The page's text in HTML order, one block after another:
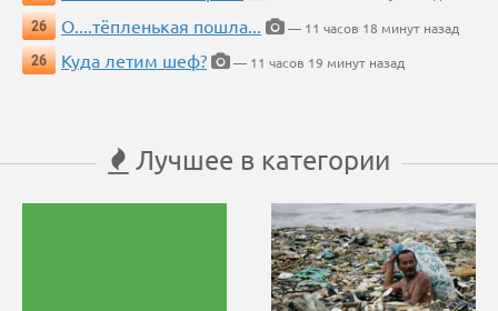
26
О....тёпленькая пошла...
— 11 часов 18 минут назад
26
Куда летим шеф? — 11 часов 19 минут назад
Лучшее в категории